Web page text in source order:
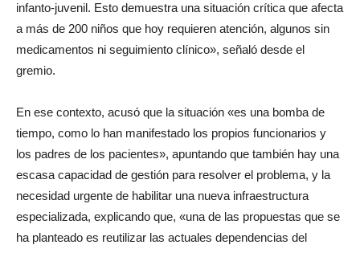
infanto-juvenil. Esto demuestra una situación crítica que afecta
a más de 200 niños que hoy requieren atención, algunos sin
medicamentos ni seguimiento clínico», señaló desde el
gremio.
En ese contexto, acusó que la situación «es una bomba de
tiempo, como lo han manifestado los propios funcionarios y
los padres de los pacientes», apuntando que también hay una
escasa capacidad de gestión para resolver el problema, y la
necesidad urgente de habilitar una nueva infraestructura
especializada, explicando que, «una de las propuestas que se
ha planteado es reutilizar las actuales dependencias del